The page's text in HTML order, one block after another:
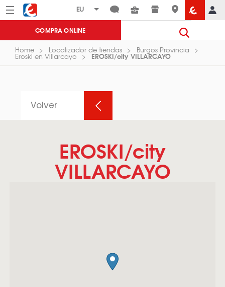
Menú Eroski
COMPRA ONLINE
Home Localizador de tiendas Burgos Provincia
Eroski en Villarcayo EROSKI/city VILLARCAYO
Volver
EROSKI/city
VILLARCAYO